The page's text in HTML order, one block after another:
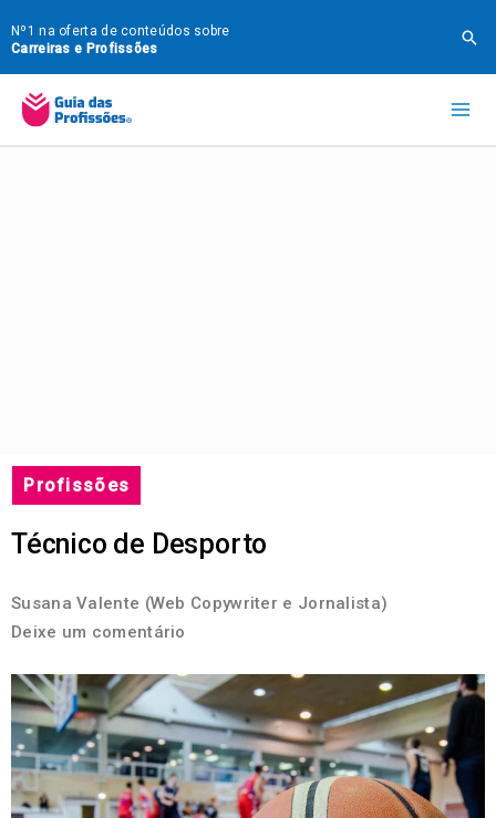
para
o
conteúdo
Nº1 na oferta de conteúdos sobre
Carreiras e Profissões
Profissões
Técnico de Desporto
Susana Valente (Web Copywriter e Jornalista)
Deixe um comentário